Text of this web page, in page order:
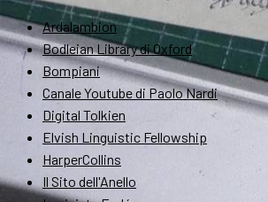
Ardalambion
Bodleian Library di Oxford
Bompiani
Canale Youtube di Paolo Nardi
Digital Tolkien
Elvish Linguistic Fellowship
HarperCollins
Il Sito dell'Anello